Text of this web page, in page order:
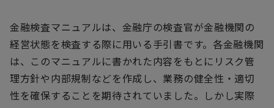
金融検査マニュアルは、金融庁の検査官が金融機関の
経営状態を検査する際に用いる手引書です。各金融機関
は、このマニュアルに書かれた内容をもとにリスク管
理方針や内部規制などを作成し、業務の健全性・適切
性を確保することを期待されていました。しかし実際